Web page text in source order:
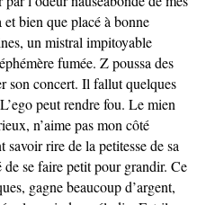
et bien que placé à bonne
un mistral impitoyable
fumée. Z poussa des
son concert. Il fallut quelques
peut rendre fou. Le mien
n’aime pas mon côté
rire de la petitesse de sa
se faire petit pour grandir. Ce
gagne beaucoup d’argent,